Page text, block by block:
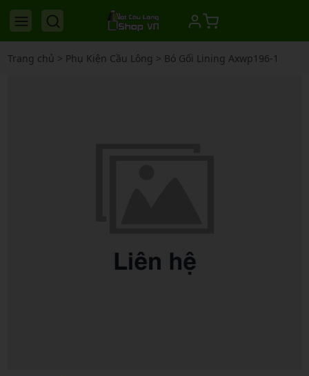
Trang chủ > Phụ Kiện Cầu Lông > Bó Gối Lining Axwp196-1